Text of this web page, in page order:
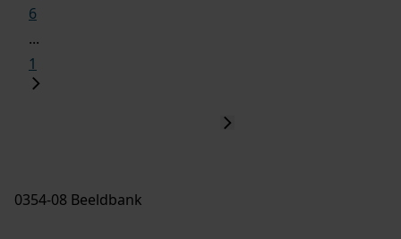
6
...
1
0354-08 Beeldbank